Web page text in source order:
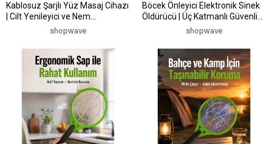
Kablosuz Şarjlı Yüz Masaj Cihazı
| Cilt Yenileyici ve Nem
shopwave
Böcek Önleyici Elektronik Sinek
Öldürücü | Üç Katmanlı Güvenlik
Izgarası Yeni Nesil
shopwave